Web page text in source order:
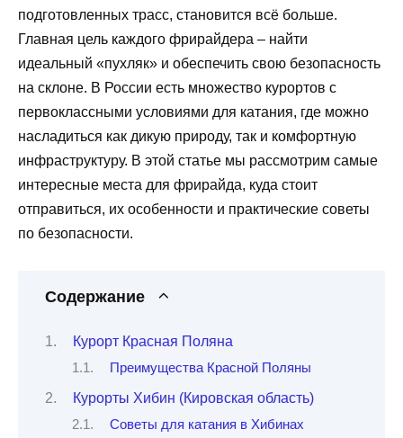
подготовленных трасс, становится всё больше.
Главная цель каждого фрирайдера – найти
идеальный «пухляк» и обеспечить свою безопасность
на склоне. В России есть множество курортов с
первоклассными условиями для катания, где можно
насладиться как дикую природу, так и комфортную
инфраструктуру. В этой статье мы рассмотрим самые
интересные места для фрирайда, куда стоит
отправиться, их особенности и практические советы
по безопасности.
Содержание
Курорт Красная Поляна
Преимущества Красной Поляны
Курорты Хибин (Кировская область)
Советы для катания в Хибинах